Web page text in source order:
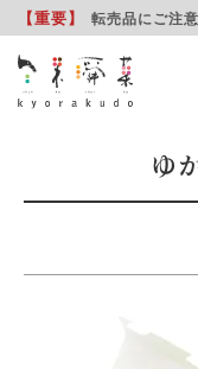
【重要】 転売品にご注
ゆ